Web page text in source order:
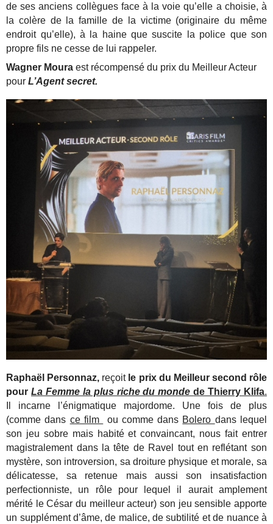
de ses anciens collègues face à la voie qu’elle a choisie, à
la colère de la famille de la victime (originaire du même
endroit qu’elle), à la haine que suscite la police que son
propre fils ne cesse de lui rappeler.
Wagner Moura est récompensé du prix du Meilleur Acteur
pourL’Agent secret.
Raphaël Personnaz, reçoit le prix du Meilleur second rôle
pour La Femme la plus riche du mondede Thierry Klifa.
Il incarne l’énigmatique majordome. Une fois de plus
(comme dans ce film ou comme dans Bolero dans lequel
son jeu sobre mais habité et convaincant, nous fait entrer
magistralement dans la tête de Ravel tout en reflétant son
mystère, son introversion, sa droiture physique et morale, sa
délicatesse, sa retenue mais aussi son insatisfaction
perfectionniste, un rôle pour lequel il aurait amplement
mérité le César du meilleur acteur) son jeu sensible apporte
un supplément d’âme, de malice, de subtilité et de nuance à